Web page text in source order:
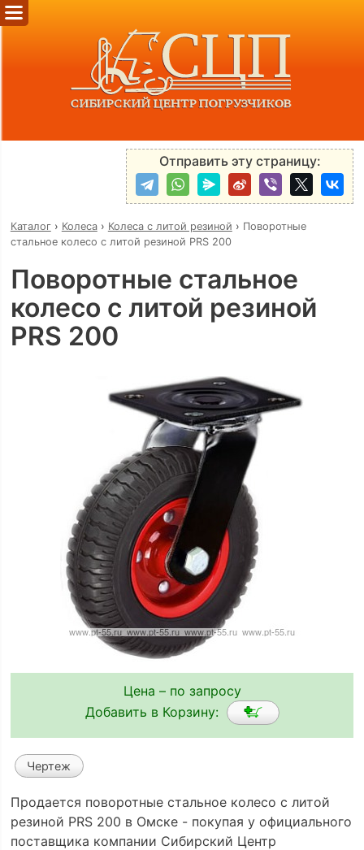
Отправить эту страницу:
Каталог› Колеса› Колеса с литой резиной › Поворотные
стальное колесо с литой резиной PRS 200
Поворотные стальное
колесо с литой резиной
PRS 200
Цена – по запросу
Добавить в Корзину:
Чертеж
Продается поворотные стальное колесо с литой
резиной PRS 200 в Омске - покупая у официального
поставщика компании Сибирский Центр